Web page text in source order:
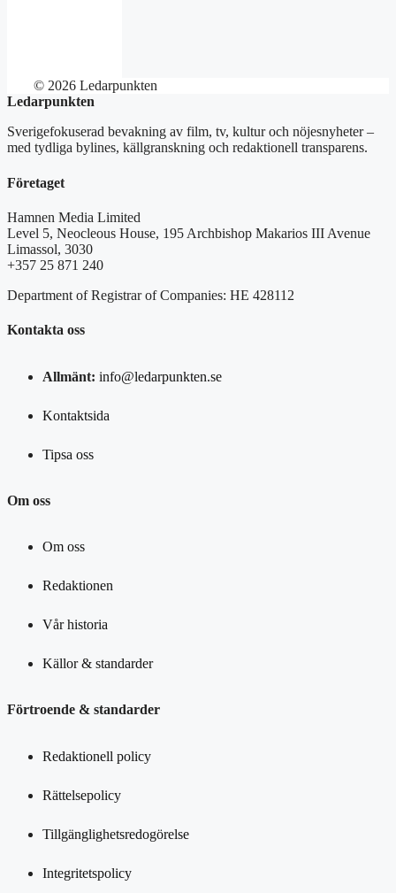
© 2026 Ledarpunkten
Ledarpunkten
Sverigefokuserad bevakning av film, tv, kultur och nöjesnyheter –
med tydliga bylines, källgranskning och redaktionell transparens.
Företaget
Hamnen Media Limited
Level 5, Neocleous House, 195 Archbishop Makarios III Avenue
Limassol, 3030
+357 25 871 240
Department of Registrar of Companies: HE 428112
Kontakta oss
Allmänt: info@ledarpunkten.se
Kontaktsida
Tipsa oss
Om oss
Om oss
Redaktionen
Vår historia
Källor & standarder
Förtroende & standarder
Redaktionell policy
Rättelsepolicy
Tillgänglighetsredogörelse
Integritetspolicy